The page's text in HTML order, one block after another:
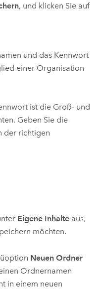
, und klicken Sie auf
und das Kennwort
einer Organisation
ist die Groß- und
Geben Sie die
der richtigen
Eigene Inhalteaus,
möchten.
Neuen Ordner
Ordnernamen
in einem neuen